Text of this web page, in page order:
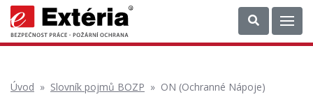
Úvod » Slovník pojmů BOZP » ON (Ochranné Nápoje)